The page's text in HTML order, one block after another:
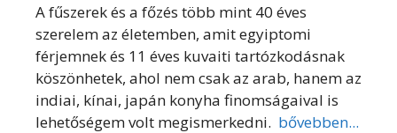
A fűszerek és a főzés több mint 40 éves
szerelem az életemben, amit egyiptomi
férjemnek és 11 éves kuvaiti tartózkodásnak
köszönhetek, ahol nem csak az arab, hanem az
indiai, kínai, japán konyha finomságaival is
lehetőségem volt megismerkedni. bővebben...